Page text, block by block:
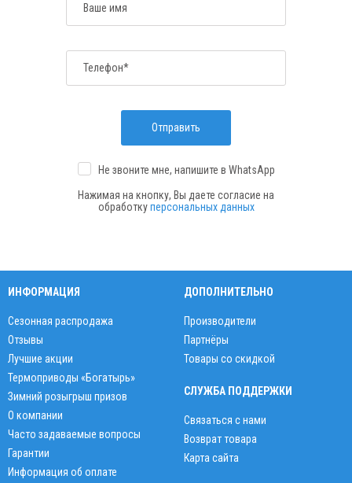
Ваше имя
Телефон*
Отправить
Не звоните мне, напишите в WhatsApp
Нажимая на кнопку, Вы даете согласие на
обработкуперсональных данных
ИНФОРМАЦИЯ
Сезонная распродажа
Отзывы
Лучшие акции
Термоприводы «Богатырь»
Зимний розыгрыш призов
О компании
Часто задаваемые вопросы
Гарантии
Информация об оплате
ДОПОЛНИТЕЛЬНО
Производители
Партнёры
Товары со скидкой
СЛУЖБА ПОДДЕРЖКИ
Связаться с нами
Возврат товара
Карта сайта